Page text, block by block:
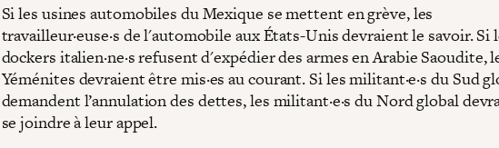
Si les usines automobiles du Mexique se mettent en grève, les
travailleur·euse·s de l'automobile aux États-Unis devraient le savoir. Si
dockers italien·ne·s refusent d'expédier des armes en Arabie Saoudite,
Yéménites devraient être mis·es au courant. Si les militant·e·s du Sud
demandent l’annulation des dettes, les militant·e·s du Nord global
se joindre à leur appel.